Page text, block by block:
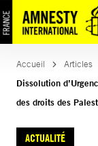
Aller
au
contenu
Accueil Articles
Dissolution
des droits des
ACTUALITÉ